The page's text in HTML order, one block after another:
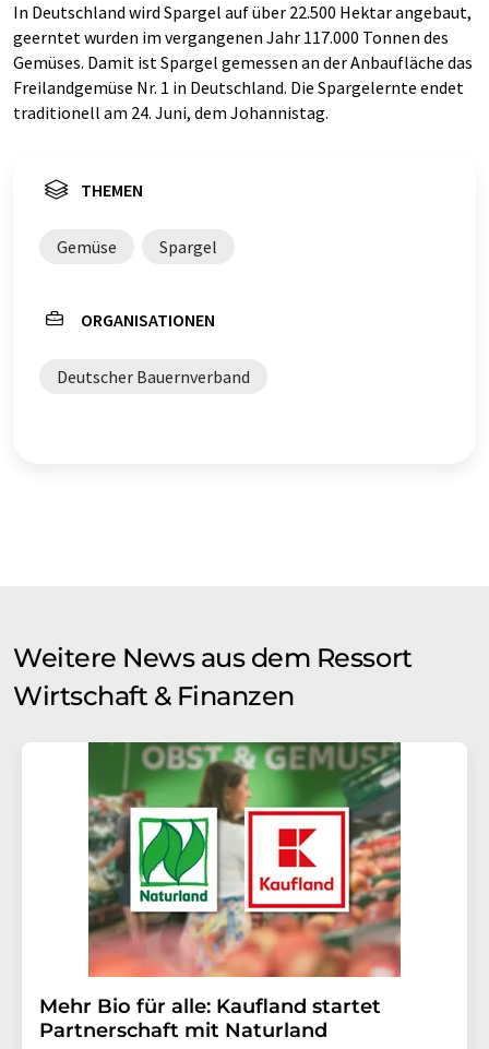
In Deutschland wird Spargel auf über 22.500 Hektar angebaut,
geerntet wurden im vergangenen Jahr 117.000 Tonnen des
Gemüses. Damit ist Spargel gemessen an der Anbaufläche das
Freilandgemüse Nr. 1 in Deutschland. Die Spargelernte endet
traditionell am 24. Juni, dem Johannistag.
THEMEN
Gemüse Spargel
ORGANISATIONEN
Deutscher Bauernverband
Weitere News aus dem Ressort
Wirtschaft & Finanzen
Mehr Bio für alle: Kaufland startet
Partnerschaft mit Naturland